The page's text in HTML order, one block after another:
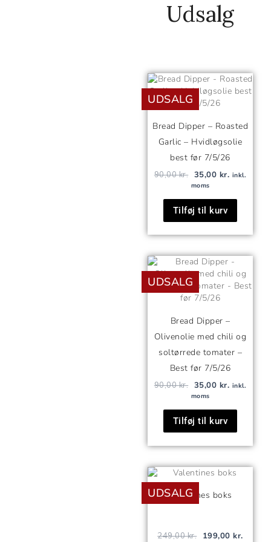
Udsalg
UDSALG
Bread Dipper – Roasted
Garlic – Hvidløgsolie
best før 7/5/26
90,00kr.
Den
oprindelige
pris
var:
35,00 kr.
Den
aktuelle
inkl.
moms
Tilføj til kurv
UDSALG
Bread Dipper –
Olivenolie med chili og
soltørrede tomater –
Best før 7/5/26
90,00kr.
Den
oprindelige
pris
var:
90,00 kr..
35,00 kr.
Den
aktuelle
pris
er:
inkl.
moms
Tilføj til kurv
UDSALG
Valentines boks
249,00kr.
Den
oprindelige
pris
var:
199,00kr.
Den